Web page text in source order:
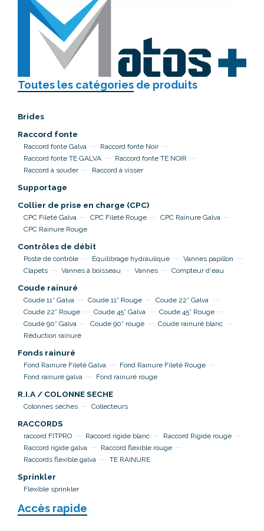
Toutes les catégories de produits
Brides
Raccord fonte
Raccord fonte Galva
Raccord fonte Noir
Raccord fonte TE GALVA
Raccord fonte TE NOIR
Raccord à souder
Raccord à visser
Supportage
Collier de prise en charge (CPC)
CPC Fileté Galva CPC Fileté Rouge
CPC Rainure Galva
CPC Rainure Rouge
Contrôles de débit
Poste de contrôle Équilibrage hydraulique
Vannes papillon
Clapets
Vannes à boisseau Vannes Compteur d'eau
Coude rainuré
Coude 11° Galva Coude 11° Rouge
Coude 22° Galva
Coude 22° Rouge
Coude 45° Galva
Coude 45° Rouge
Coude 90° Galva
Coude 90° rouge
Coude rainuré blanc
Réduction rainuré
Fonds rainuré
Fond Rainure Fileté Galva
Fond Rainure Fileté Rouge
Fond rainuré galva
Fond rainuré rouge
R.I.A / COLONNE SECHE
Colonnes sèches Collecteurs
RACCORDS
raccord FITPRO Raccord rigide blanc
Raccord Rigide rouge
Raccord rigide galva
Raccord flexible rouge
Raccords flexible galva
TE RAINURE
Sprinkler
Flexible sprinkler
Accès rapide